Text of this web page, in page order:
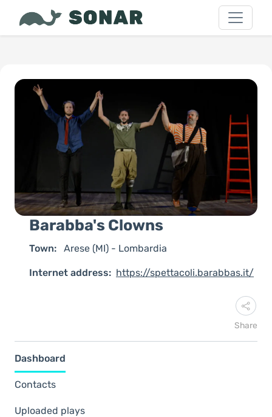
Barabba's Clowns
Town: Arese (MI) - Lombardia
Internet address: https://spettacoli.barabbas.it/
Share
Dashboard
Contacts
Uploaded plays